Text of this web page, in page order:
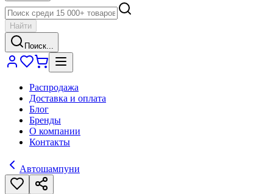
Найти
Поиск...
Распродажа
Доставка и оплата
Блог
Бренды
О компании
Контакты
Автошампуни